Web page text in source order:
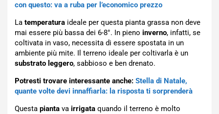
con questo: va a ruba per l’economico prezzo
La temperatura ideale per questa pianta grassa non deve
mai essere più bassa dei 6-8°. In pieno inverno, infatti, se
coltivata in vaso, necessita di essere spostata in un
ambiente più mite. Il terreno ideale per coltivarla è un
substrato leggero, sabbioso e ben drenato.
Potresti trovare interessante anche: Stella di Natale,
quante volte devi innaffiarla: la risposta ti sorprenderà
Questa pianta va irrigata quando il terreno è molto